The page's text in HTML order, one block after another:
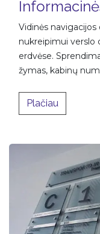
Vidinės
nukreipimui verslo
erdvėse.
žymas, kabinų
​Plačiau